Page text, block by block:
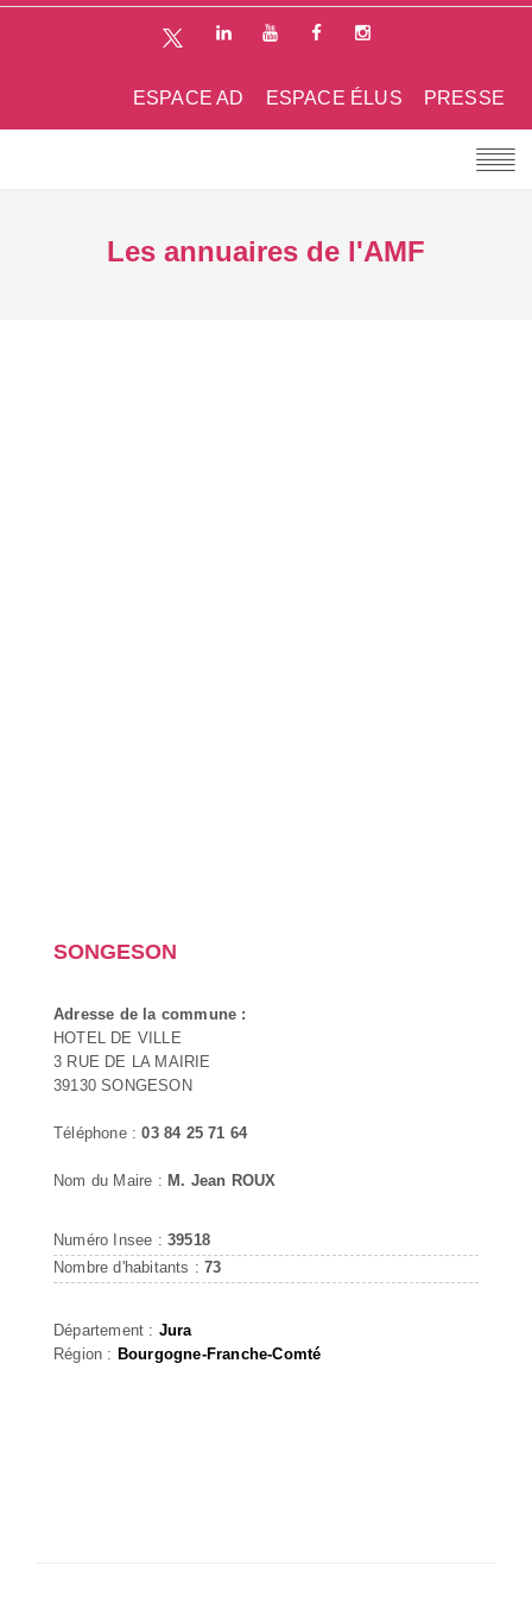
PRESSE
ESPACE ÉLUS
ESPACE AD
Les annuaires de l'AMF
SONGESON
Adresse de la commune :
HOTEL DE VILLE
3 RUE DE LA MAIRIE
39130 SONGESON
Téléphone :03 84 25 71 64
Nom du Maire : M. Jean ROUX
Numéro Insee : 39518
Nombre d'habitants :73
Département : Jura
Région : Bourgogne-Franche-Comté